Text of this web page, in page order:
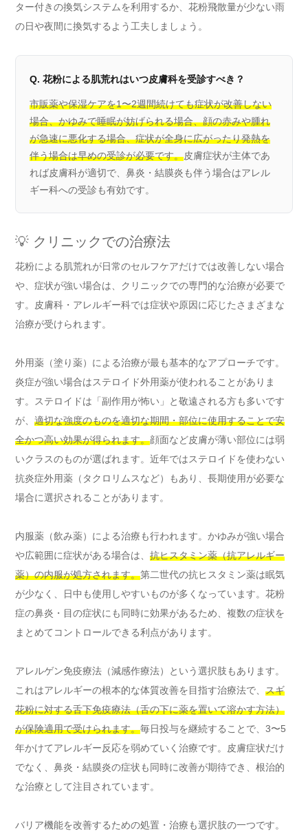
ター付きの換気システムを利用するか、花粉飛散量が少ない雨
の日や夜間に換気するよう工夫しましょう。
Q. 花粉による肌荒れはいつ皮膚科を受診すべき？
市販薬や保湿ケアを1〜2週間続けても症状が改善しない
場合、かゆみで睡眠が妨げられる場合、顔の赤みや腫れ
が急速に悪化する場合、症状が全身に広がったり発熱を
伴う場合は早めの受診が必要です。皮膚症状が主体であ
れば皮膚科が適切で、鼻炎・結膜炎も伴う場合はアレル
ギー科への受診も有効です。
💡 クリニックでの治療法
花粉による肌荒れが日常のセルフケアだけでは改善しない場合
や、症状が強い場合は、クリニックでの専門的な治療が必要で
す。皮膚科・アレルギー科では症状や原因に応じたさまざまな
治療が受けられます。
外用薬（塗り薬）による治療が最も基本的なアプローチです。
炎症が強い場合はステロイド外用薬が使われることがありま
す。ステロイドは「副作用が怖い」と敬遠される方も多いです
が、 適切な強度のものを適切な期間・部位に使用することで安
全かつ高い効果が得られます。顔面など皮膚が薄い部位には弱
いクラスのものが選ばれます。近年ではステロイドを使わない
抗炎症外用薬（タクロリムスなど）もあり、長期使用が必要な
場合に選択されることがあります。
内服薬（飲み薬）による治療も行われます。かゆみが強い場合
や広範囲に症状がある場合は、 抗ヒスタミン薬（抗アレルギー
薬）の内服が処方されます。第二世代の抗ヒスタミン薬は眠気
が少なく、日中も使用しやすいものが多くなっています。花粉
症の鼻炎・目の症状にも同時に効果があるため、複数の症状を
まとめてコントロールできる利点があります。
アレルゲン免疫療法（減感作療法）という選択肢もあります。
これはアレルギーの根本的な体質改善を目指す治療法で、 スギ
花粉に対する舌下免疫療法（舌の下に薬を置いて溶かす方法）
が保険適用で受けられます。毎日投与を継続することで、3〜5
年かけてアレルギー反応を弱めていく治療です。皮膚症状だけ
でなく、鼻炎・結膜炎の症状も同時に改善が期待でき、根治的
な治療として注目されています。
バリア機能を改善するための処置・治療も選択肢の一つです。